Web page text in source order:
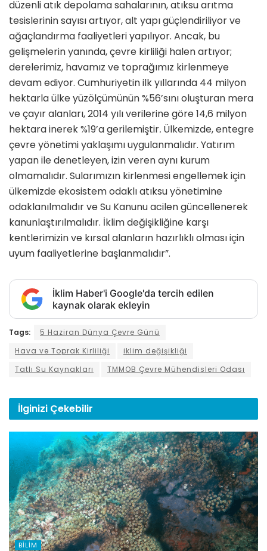
düzenli atık depolama sahalarının, atıksu arıtma
tesislerinin sayısı artıyor, alt yapı güçlendiriliyor ve
ağaçlandırma faaliyetleri yapılıyor. Ancak, bu
gelişmelerin yanında, çevre kirliliği halen artıyor;
derelerimiz, havamız ve toprağımız kirlenmeye
devam ediyor. Cumhuriyetin ilk yıllarında 44 milyon
hektarla ülke yüzölçümünün %56’sını oluşturan mera
ve çayır alanları, 2014 yılı verilerine göre 14,6 milyon
hektara inerek %19’a gerilemiştir. Ülkemizde, entegre
çevre yönetimi yaklaşımı uygulanmalıdır. Yatırım
yapan ile denetleyen, izin veren aynı kurum
olmamalıdır. Sularımızın kirlenmesi engellemek için
ülkemizde ekosistem odaklı atıksu yönetimine
odaklanılmalıdır ve Su Kanunu acilen güncellenerek
kanunlaştırılmalıdır. İklim değişikliğine karşı
kentlerimizin ve kırsal alanların hazırlıklı olması için
uyum faaliyetlerine başlanmalıdır”.
İklim Haber'i Google'da tercih edilen
kaynak olarak ekleyin
Tags:
5 Haziran Dünya Çevre Günü
Hava ve Toprak Kirliliği
iklim değişikliği
Tatlı Su Kaynakları
TMMOB Çevre Mühendisleri Odası
İlginizi Çekebilir
BILIM